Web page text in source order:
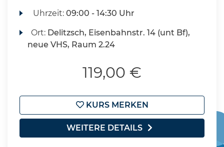
Uhrzeit:09:00 - 14:30 Uhr
Ort: Delitzsch, Eisenbahnstr. 14 (unt Bf),
neue VHS, Raum 2.24
119,00 €
KURS MERKEN
WEITERE DETAILS